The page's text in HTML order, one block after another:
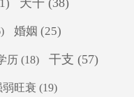
天干 (38)
婚姻 (25)
历 (18) 干支 (57)
弱旺衰 (19)